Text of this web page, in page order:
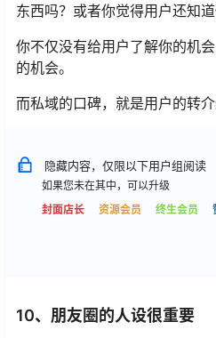
东西吗？或者你觉得用户还知
你不仅没有给用户了解你的机
的机会。
而私域的口碑，就是用户的转介
隐藏内容，仅限以下用户组阅读
如果您未在其中，可以升级
封面店长
资源会员 终生会员
10、朋友圈的人设很重要